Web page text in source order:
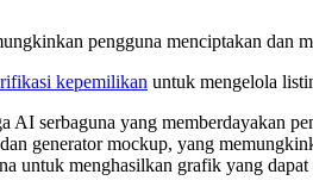
pengguna menciptakan dan
kepemilikan untuk mengelola
AI serbaguna yang memberdayakan
generator mockup, yang
untuk menghasilkan grafik yang